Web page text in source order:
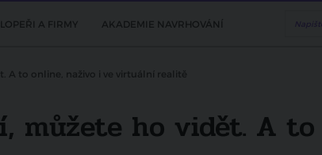
A FIRMY AKADEMIE NAVRHOVÁNÍ
A to online, naživo i ve virtuální realitě
můžete ho vidět. A